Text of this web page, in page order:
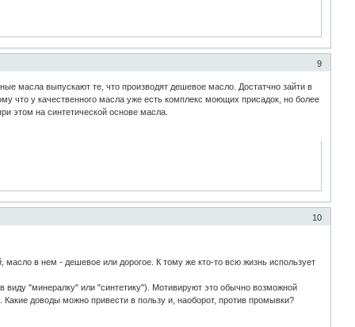
9
выпускают те, что производят дешевое масло. Достатчно зайти в
что у качественного масла уже есть комплекс моющих присадок, но более
этом на синтетической основе масла.
10
в нем - дешевое или дорогое. К тому же кто-то всю жизнь использует
виду "минералку" или "синтетику"). Мотивируют это обычно возможной
доводы можно привести в пользу и, наоборот, против промывки?